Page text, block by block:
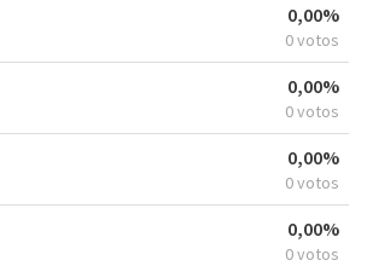
0,00%
0 votos
0,00%
0 votos
0,00%
0 votos
0,00%
0 votos